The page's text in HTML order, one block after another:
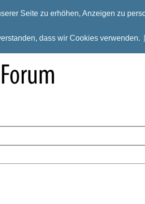
Seite zu erhöhen, Anzeigen zu
dass wir Cookies verwenden.